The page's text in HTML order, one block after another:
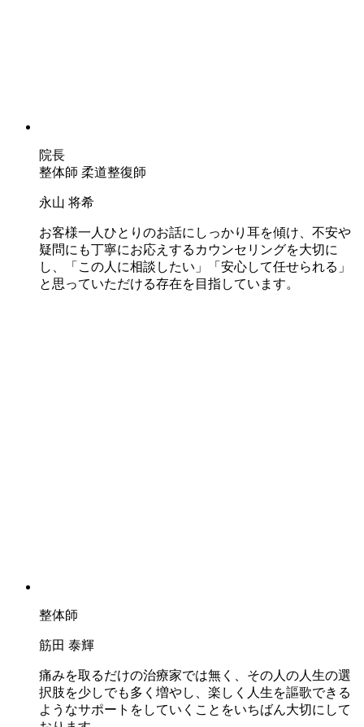
院長
整体師 柔道整復師
永山 将希
お客様一人ひとりのお話にしっかり耳を傾け、不安や
疑問にも丁寧にお応えするカウンセリングを大切に
し、「この人に相談したい」「安心して任せられる」
と思っていただける存在を目指しています。
整体師
筋田 泰輝
痛みを取るだけの治療家では無く、その人の人生の選
択肢を少しでも多く増やし、楽しく人生を謳歌できる
ようなサポートをしていくことをいちばん大切にして